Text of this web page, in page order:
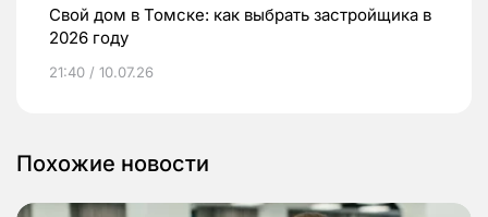
Свой дом в Томске: как выбрать застройщика в
2026 году
21:40 / 10.07.26
Похожие новости